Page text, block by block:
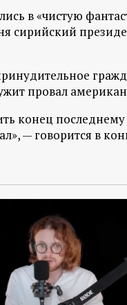
в «чистую
сирийский
провал
конец
— говорится в